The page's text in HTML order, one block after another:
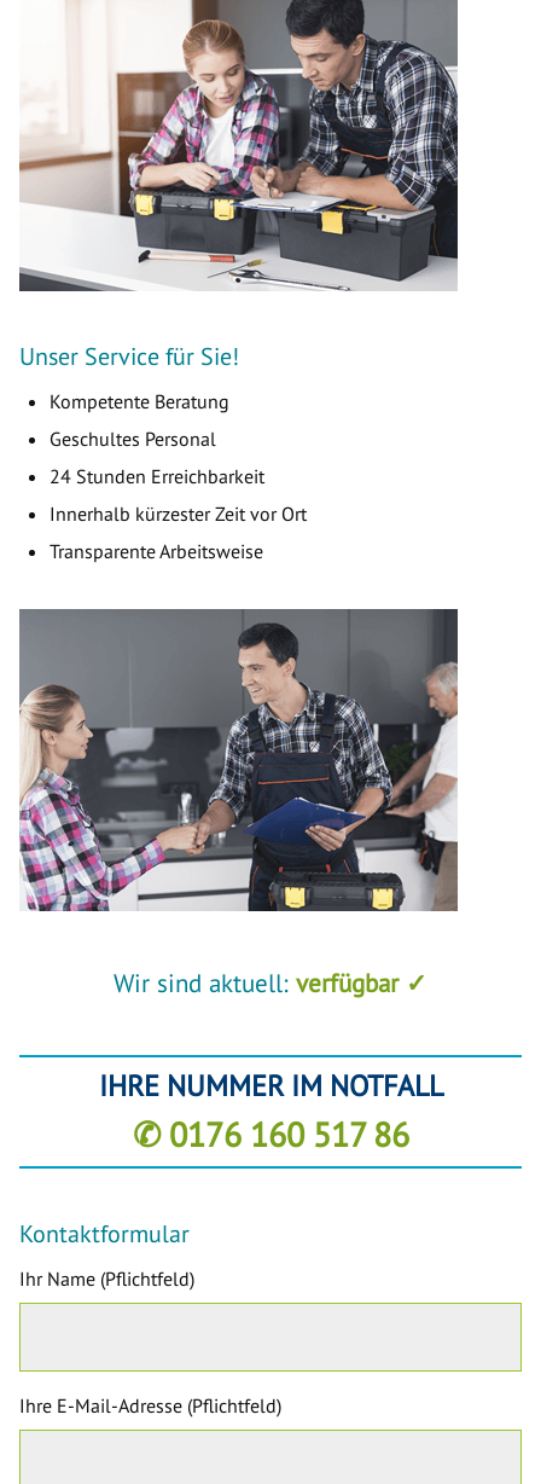
Unser Service für Sie!
Kompetente Beratung
Geschultes Personal
24 Stunden Erreichbarkeit
Innerhalb kürzester Zeit vor Ort
Transparente Arbeitsweise
Wir sind aktuell: verfügbar ✓
IHRE NUMMER IM NOTFALL
✆ 0176 160 517 86
Kontaktformular
Ihr Name (Pflichtfeld)
Ihre E-Mail-Adresse (Pflichtfeld)